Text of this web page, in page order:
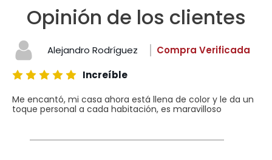
Opinión de los clientes
Alejandro Rodríguez
Compra Verificada
Increíble
Me encantó, mi casa ahora está llena de color y le da un
toque personal a cada habitación, es maravilloso